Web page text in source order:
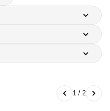
1 / 2